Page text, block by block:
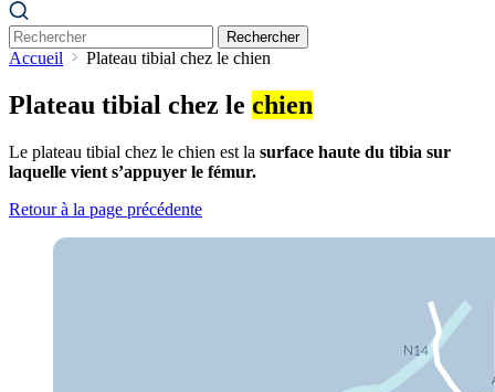
Rechercher
Accueil Plateau tibial chez le chien
Plateau tibial chez le chien
Le plateau tibial chez le chien est la surface haute du tibia sur
laquelle vient s’appuyer le fémur.
Retour à la page précédente